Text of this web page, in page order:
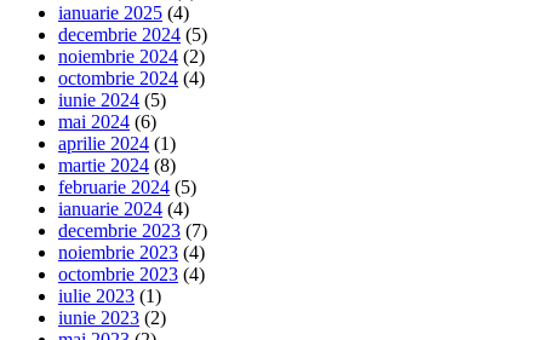
ianuarie 2025 (4)
decembrie 2024 (5)
noiembrie 2024 (2)
octombrie 2024 (4)
iunie 2024 (5)
mai 2024 (6)
aprilie 2024 (1)
martie 2024 (8)
februarie 2024 (5)
ianuarie 2024 (4)
decembrie 2023 (7)
noiembrie 2023 (4)
octombrie 2023 (4)
iulie 2023 (1)
iunie 2023 (2)